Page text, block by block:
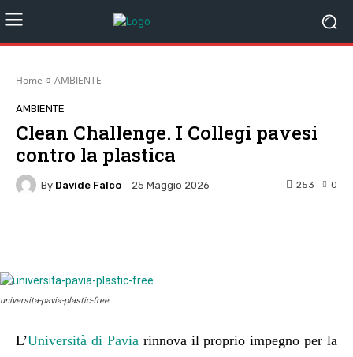
Home AMBIENTE
AMBIENTE
Clean Challenge. I Collegi pavesi
contro la plastica
By Davide Falco 25 Maggio 2026 0
253
universita-pavia-plastic-free
L’Università di Paviarinnova il proprio impegno per la